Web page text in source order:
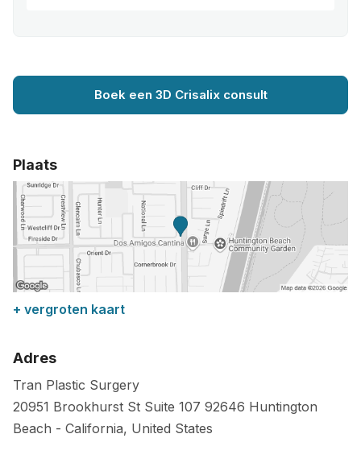
Boek een 3D Crisalix consult
Plaats
+ vergroten kaart
Adres
Tran Plastic Surgery
20951 Brookhurst St Suite 107 92646 Huntington
Beach - California, United States